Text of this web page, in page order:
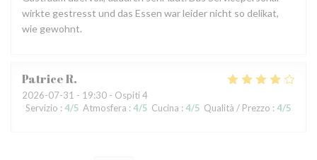
wirkte gestresst und das Essen war leider nicht so delikat,
wie gewohnt.
PatriceR
2026-07-31 - 19:30 - Ospiti 4
Servizio : 4/5 Atmosfera : 4/5 Cucina : 4/5 Qualità / Prezzo : 4/5